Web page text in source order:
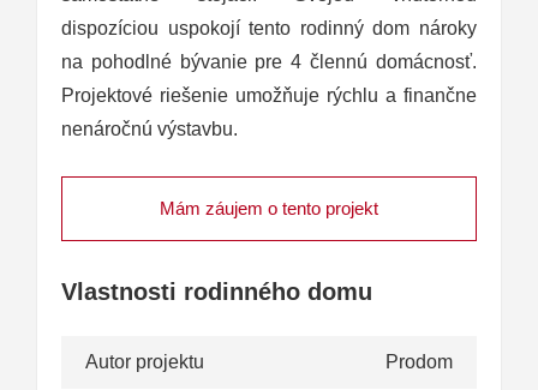
dispozíciou uspokojí tento rodinný dom nároky
na pohodlné bývanie pre 4 člennú domácnosť.
Projektové riešenie umožňuje rýchlu a finančne
nenáročnú výstavbu.
Mám záujem o tento projekt
Vlastnosti rodinného domu
Autor projektu Prodom